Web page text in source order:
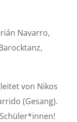
Navarro,
von Nikos
(Gesang).